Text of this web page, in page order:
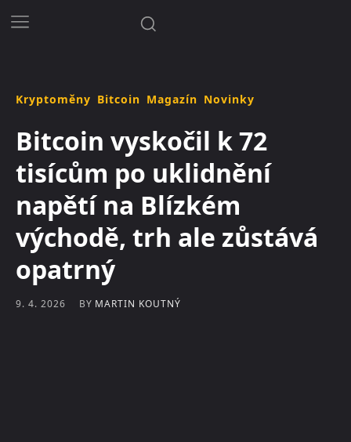
Kryptoměny Bitcoin Magazín Novinky
Bitcoin vyskočil k 72
tisícům po uklidnění
napětí na Blízkém
východě, trh ale zůstává
opatrný
9. 4. 2026 BY MARTIN KOUTNÝ